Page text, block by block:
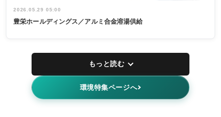
2026.05.29 05:00
豊栄ホールディングス／アルミ合金溶湯供給
もっと読む
環境特集ページへ